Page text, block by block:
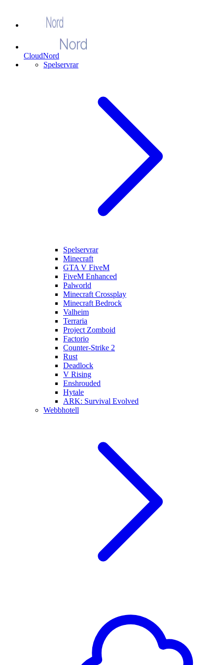
CloudNord
Spelservrar
Spelservrar
Minecraft
GTA V FiveM
FiveM Enhanced
Palworld
Minecraft Crossplay
Minecraft Bedrock
Valheim
Terraria
Project Zomboid
Factorio
Counter-Strike 2
Rust
Deadlock
V Rising
Enshrouded
Hytale
ARK: Survival Evolved
Webbhotell